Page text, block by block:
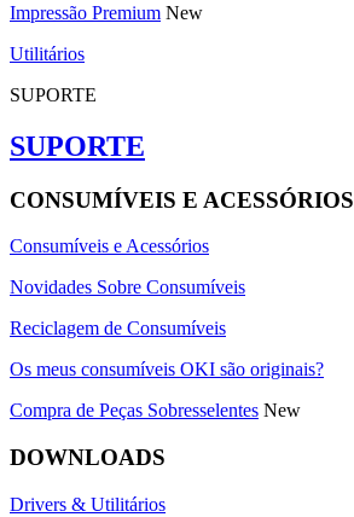
Impressão Premium New
Utilitários
SUPORTE
SUPORTE
CONSUMÍVEIS E ACESSÓRIOS
Consumíveis e Acessórios
Novidades Sobre Consumíveis
Reciclagem de Consumíveis
Os meus consumíveis OKI são originais?
Compra de Peças Sobresselentes New
DOWNLOADS
Drivers & Utilitários